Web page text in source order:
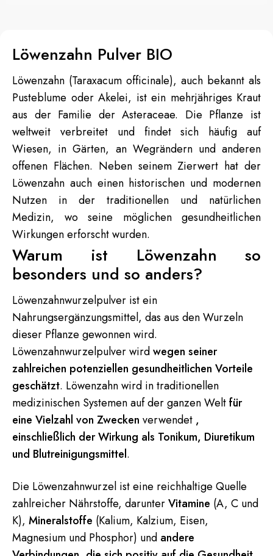
Löwenzahn Pulver BIO
Löwenzahn (Taraxacum officinale), auch bekannt als
Pusteblume oder Akelei, ist ein mehrjähriges Kraut
aus der Familie der Asteraceae. Die Pflanze ist
weltweit verbreitet und findet sich häufig auf
Wiesen, in Gärten, an Wegrändern und anderen
offenen Flächen. Neben seinem Zierwert hat der
Löwenzahn auch einen historischen und modernen
Nutzen in der traditionellen und natürlichen
Medizin, wo seine möglichen gesundheitlichen
Wirkungen erforscht wurden.
Warum ist Löwenzahn so
besonders und so anders?
Löwenzahnwurzelpulver ist ein
Nahrungsergänzungsmittel, das aus den Wurzeln
dieser Pflanze gewonnen wird.
Löwenzahnwurzelpulver wirdwegen seiner
zahlreichen potenziellen gesundheitlichen Vorteile
geschätzt. Löwenzahn wird in traditionellen
medizinischen Systemen auf der ganzen Weltfür
eine Vielzahl von Zwecken verwendet ,
einschließlich der Wirkung als Tonikum, Diuretikum
und Blutreinigungsmittel.
Die Löwenzahnwurzel ist eine reichhaltige Quelle
zahlreicher Nährstoffe, darunterVitamine (A, C und
K), Mineralstoffe (Kalium, Kalzium, Eisen,
Magnesium und Phosphor) und andere